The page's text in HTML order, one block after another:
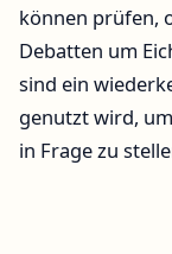
können prüfen,
Debatten um
sind ein
genutzt wird,
in Frage zu